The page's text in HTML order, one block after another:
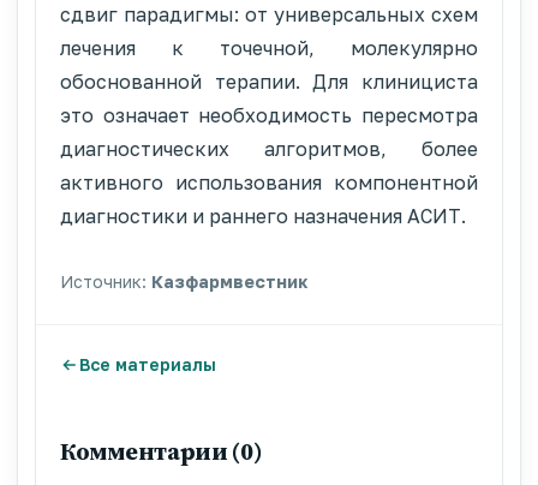
сдвиг парадигмы: от универсальных схем
лечения к точечной, молекулярно
обоснованной терапии. Для клинициста
это означает необходимость пересмотра
диагностических алгоритмов, более
активного использования компонентной
диагностики и раннего назначения АСИТ.
Источник: Казфармвестник
Все материалы
Комментарии (0)